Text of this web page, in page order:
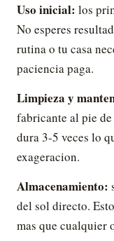
Uso inicial: los
No esperes
rutina o tu casa
paciencia paga.
Limpieza y
fabricante al pie
dura 3-5 veces lo
exageracion.
Almacenamiento:
del sol directo.
mas que cualquier